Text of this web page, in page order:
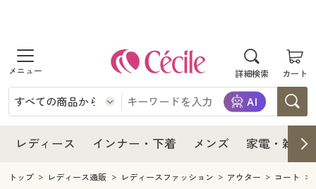
詳細検索 カート
商品を探す
レディース
レディースファッション
インナー・下着
インナー・下着通販すべて
メンズ
レディース インナー・下着 メンズ 家電・雑貨
レディース
レディース通販すべて
レディースファッション
インナー・下着
インナー・下着通販すべて
メンズ
トップ レディース通販 レディースファッション アウター コート